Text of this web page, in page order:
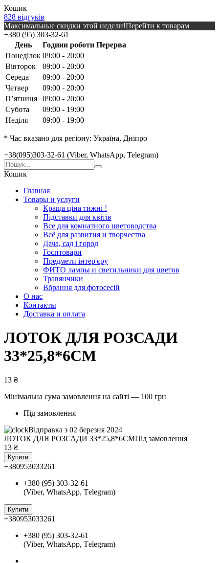
Кошик
828 відгуків
Максимальные скидки этой недели!Перейти к товарам
+380 (95) 303-32-61
День
Години роботи Перерва
Понеділок 09:00 - 20:00
Вівторок
09:00 - 20:00
Середа
09:00 - 20:00
Четвер
09:00 - 20:00
Пʼятниця
09:00 - 20:00
Субота
09:00 - 19:00
Неділя
09:00 - 19:00
* Час вказано для регіону: Україна, Дніпро
+38(095)303-32-61 (Viber, WhatsApp, Telegram)
Кошик
Главная
Товары и услуги
Краща ціна тижні !
Підставки для квітів
Все для комнатного цветоводства
Всё для развития и творчества
Дача, сад і город
Госптовари
Предмети інтер'єру
ФИТО лампы и светильники для цветов
Травянчики
Вбрання для фотосесій
О нас
Контакты
Доставка и оплата
ЛОТОК ДЛЯ РОЗСАДИ
33*25,8*6СМ
13 ₴
Мінімальна сума замовлення на сайті — 100 грн
Під замовлення
Відправка з 02 березня 2024
ЛОТОК ДЛЯ РОЗСАДИ 33*25,8*6СМПід замовлення
13 ₴
Купити
+380953033261
+380 (95) 303-32-61
(Viber, WhatsApp, Тelegram)
Купити
+380953033261
+380 (95) 303-32-61
(Viber, WhatsApp, Тelegram)